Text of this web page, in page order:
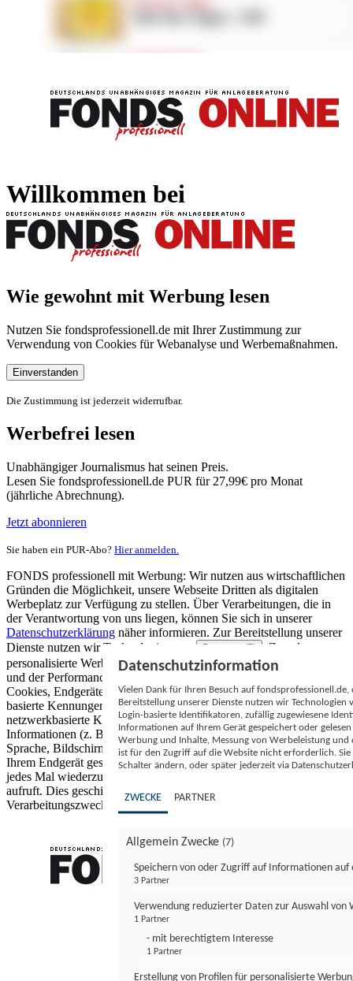
Willkommen bei
Wie gewohnt mit Werbung lesen
Nutzen Sie fondsprofessionell.de mit Ihrer Zustimmung zur
Verwendung von Cookies für Webanalyse und Werbemaßnahmen.
Einverstanden
Die Zustimmung ist jederzeit widerrufbar.
Werbefrei lesen
Unabhängiger Journalismus hat seinen Preis.
Lesen Sie fondsprofessionell.de PUR für 27,99€ pro Monat
(jährliche Abrechnung).
Jetzt abonnieren
Sie haben ein PUR-Abo? Hier anmelden.
FONDS professionell mit Werbung: Wir nutzen aus wirtschaftlichen
Gründen die Möglichkeit, unsere Webseite Dritten als digitalen
Werbeplatz zur Verfügung zu stellen. Über Verarbeitungen, die in
der Verantwortung von uns liegen, können Sie sich in unserer
Datenschutzerklärung näher informieren. Zur Bereitstellung unserer
Dienste nutzen wir Technologien von
Partnern (5)
. Zwecke:
personalisierte Werbung und Inhalte, Messung von Werbeleistung
und der Performance von Inhalten sowie Zielgruppenforschung.
Cookies, Endgeräte- oder ähnliche Online-Kennungen (z. B. login-
basierte Kennungen, zufällig generierte Kennungen,
netzwerkbasierte Kennungen) können zusammen mit anderen
Informationen (z. B. Browsertyp und Browserinformationen,
Sprache, Bildschirmgröße, unterstützte Technologien usw.) auf
Ihrem Endgerät gespeichert oder von dort ausgelesen werden, um es
jedes Mal wiederzuerkennen, wenn es eine App oder einer Webseite
aufruft. Dies geschieht für einen oder mehrere der hier aufgeführten
Verarbeitungszwecke.
Datenschutzinformation
Vielen Dank für Ihren Besuch auf
Bereitstellung unserer Dienste nutzen wir Technologien
Login-basierte Identifikatoren, zufällig zugewiesene
Informationen auf Ihrem Gerät gespeichert oder
Werbung und Inhalte, Messung von Werbeleistung
ist für den Zugriff auf die Website nicht erforderlich.
Schalter ändern, oder später jederzeit via
ZWECKE PARTNER
Allgemein Zwecke (7)
Speichern von oder Zugriff auf Informationen auf
3 Partner
Verwendung reduzierter Daten zur Auswahl von
1 Partner
- mit berechtigtem Interesse
1 Partner
Erstellung von Profilen für personalisierte
FONDS professionell